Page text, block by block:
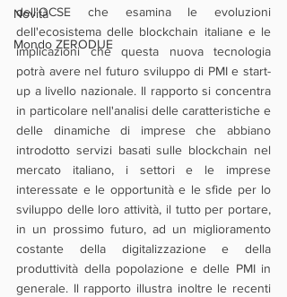
Novità
Mondo ZERODUE
dell'OCSE che esamina le evoluzioni
dell'ecosistema delle blockchain italiane e le
implicazioni che questa nuova tecnologia
potrà avere nel futuro sviluppo di PMI e start-
up a livello nazionale. Il rapporto si concentra
in particolare nell'analisi delle caratteristiche e
delle dinamiche di imprese che abbiano
introdotto servizi basati sulle blockchain nel
mercato italiano, i settori e le imprese
interessate e le opportunità e le sfide per lo
sviluppo delle loro attività, il tutto per portare,
in un prossimo futuro, ad un miglioramento
costante della digitalizzazione e della
produttività della popolazione e delle PMI in
generale. Il rapporto illustra inoltre le recenti